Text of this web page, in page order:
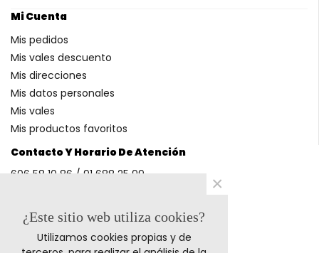
Contacto Y Horario De Atención
606 58 10 86 / 91 688 25 99
Métodos De Pago
Mi Cuenta
Mis pedidos
Mis vales descuento
Mis direcciones
Mis datos personales
Mis vales
Mis productos favoritos
¿Este sitio web utiliza cookies?
Utilizamos cookies propias y de
×